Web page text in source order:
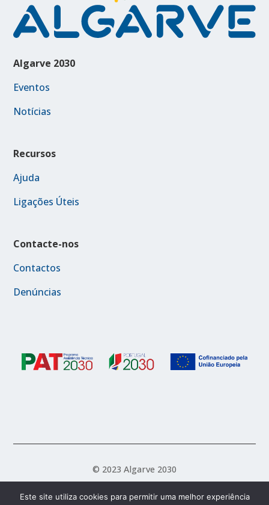
Algarve 2030
Eventos
Notícias
Recursos
Ajuda
Ligações Úteis
Contacte-nos
Contactos
Denúncias
© 2023 Algarve 2030
Este site utiliza cookies para permitir uma melhor experiência